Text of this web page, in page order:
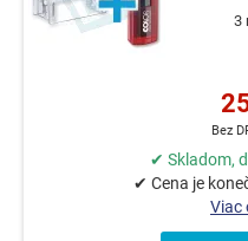
3
✔ Skladom,
✔ Cena je
Viac